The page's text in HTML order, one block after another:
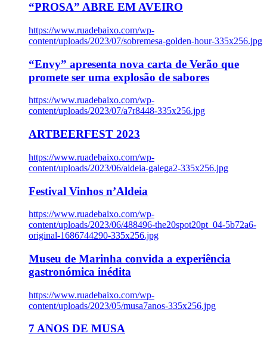
“PROSA” ABRE EM AVEIRO
https://www.ruadebaixo.com/wp-
content/uploads/2023/07/sobremesa-golden-hour-335x256.jpg
“Envy” apresenta nova carta de Verão que
promete ser uma explosão de sabores
https://www.ruadebaixo.com/wp-
content/uploads/2023/07/a7r8448-335x256.jpg
ARTBEERFEST 2023
https://www.ruadebaixo.com/wp-
content/uploads/2023/06/aldeia-galega2-335x256.jpg
Festival Vinhos n’Aldeia
https://www.ruadebaixo.com/wp-
content/uploads/2023/06/488496-the20spot20pt_04-5b72a6-
original-1686744290-335x256.jpg
Museu de Marinha convida a experiência
gastronómica inédita
https://www.ruadebaixo.com/wp-
content/uploads/2023/05/musa7anos-335x256.jpg
7 ANOS DE MUSA